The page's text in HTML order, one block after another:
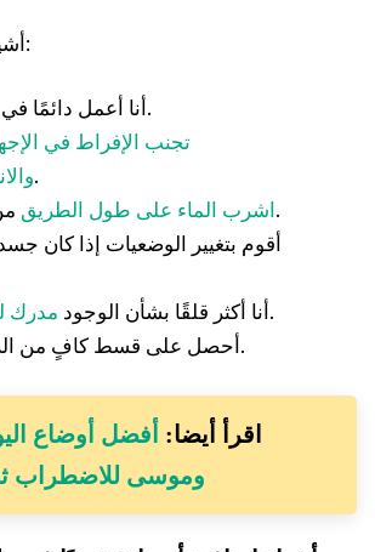
أشياء أتذكرها شخصيًا:
أنا أعمل دائمًا في مكان هادئ وهادئ.
تجنب الإفراط في
.
اشرب الماء على طول الطريق من خلال ممارستي.
أقوم بتغيير الوضعيات إذا كان
أنا أكثر قلقًا بشأن الوجود مدرك
.
أحصل على قسط كافٍ من الراحة عندما أحتاجه.
اقرأ أيضا: أفضل أوضاع
وموسى للاضطراب